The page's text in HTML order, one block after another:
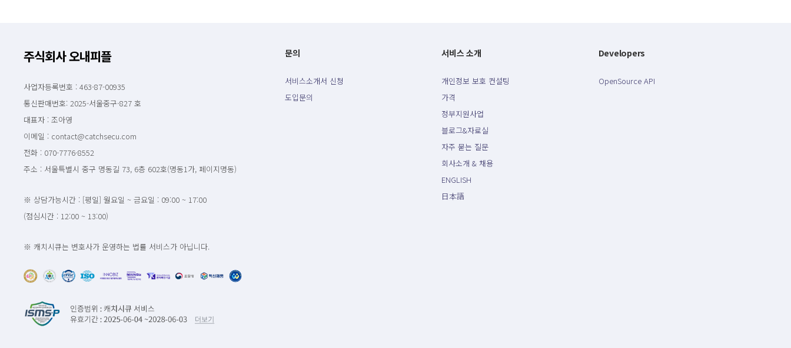
주식회사 오내피플
사업자등록번호 : 463-87-00935
통신판매번호: 2025-서울중구-827 호
대표자 : 조아영
이메일 : contact@catchsecu.com
전화 : 070-7776-8552
주소 : 서울특별시 중구 명동길 73, 6층 602호(명동1가, 페이지명동)
※ 상담가능시간 : [평일] 월요일 ~ 금요일 : 09:00 ~ 17:00
(점심시간 : 12:00 ~ 13:00)
※ 캐치시큐는 변호사가 운영하는 법률 서비스가 아닙니다.
문의
서비스소개서 신청
도입문의
서비스 소개
개인정보 보호 컨설팅
가격
정부지원사업
블로그&자료실
자주 묻는 질문
회사소개 & 채용
ENGLISH
日本語
Developers
OpenSource API